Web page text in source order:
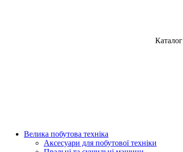
Каталог
Велика побутова техніка
Аксесуари для побутової техніки